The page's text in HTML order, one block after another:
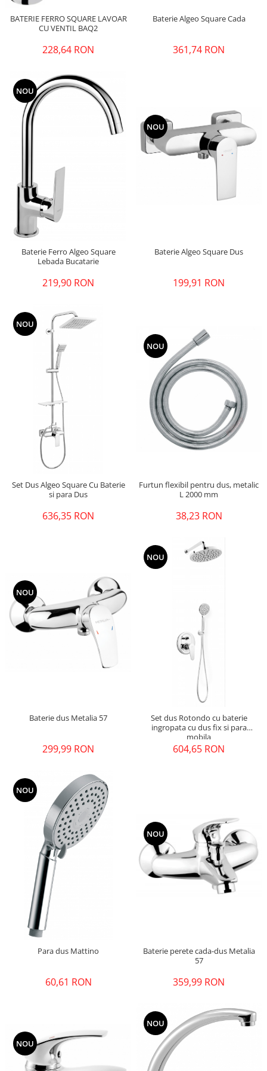
Pere dus
Cadite Dus
Capace WC
Rezervoare-Sifoane-Racorduri
Scurgere-Accesorii
BATERIE FERRO SQUARE LAVOAR
CU VENTIL BAQ2
228,64 RON
Baterie Algeo Square Cada
361,74 RON
NOU
Baterie Ferro Algeo Square
Lebada Bucatarie
219,90 RON
NOU
Baterie Algeo Square Dus
199,91 RON
NOU
Set Dus Algeo Square Cu Baterie
si para Dus
636,35 RON
NOU
Furtun flexibil pentru dus, metalic
L 2000 mm
38,23 RON
NOU
Baterie dus Metalia 57
299,99 RON
NOU
Set dus Rotondo cu baterie
ingropata cu dus fix si para
mobila
604,65 RON
NOU
Para dus Mattino
60,61 RON
NOU
Baterie perete cada-dus Metalia
57
359,99 RON
NOU
NOU